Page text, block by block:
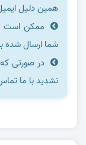
همین دلیل
شما ارسال شده
در صورتی
نشدید با ما